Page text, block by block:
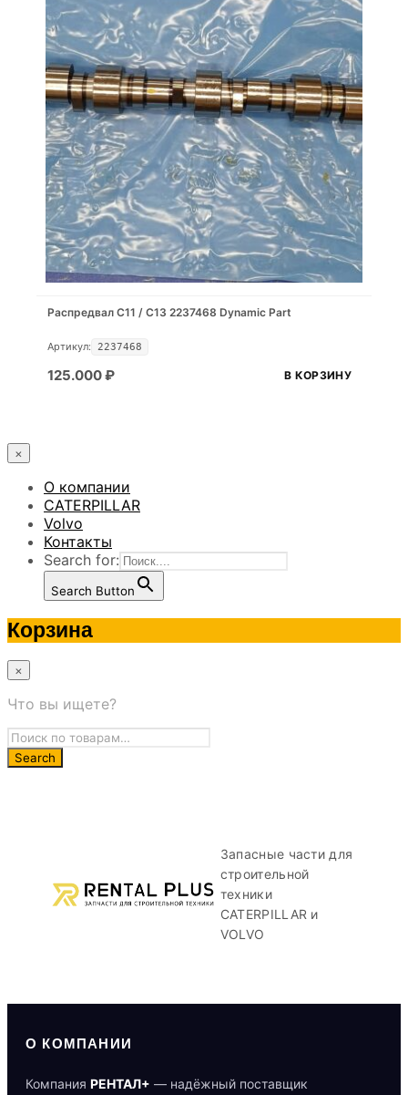
Распредвал С11 / С13 2237468 Dynamic Part
Артикул: 2237468
125.000₽ В КОРЗИНУ
×
О компании
CATERPILLAR
Volvo
Контакты
Search for:
Search Button
Корзина
×
Что вы ищете?
Запасные части для
строительной
техники
CATERPILLAR и
VOLVO
О КОМПАНИИ
Компания РЕНТАЛ+ — надёжный поставщик